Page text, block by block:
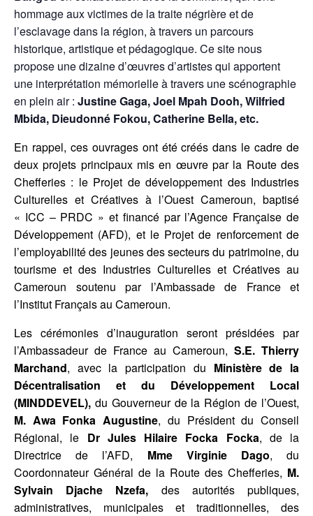
hommage aux victimes de la traite négrière et de
l’esclavage dans la région, à travers un parcours
historique, artistique et pédagogique. Ce site nous
propose une dizaine d’œuvres d’artistes qui apportent
une interprétation mémorielle à travers une scénographie
en plein air : Justine Gaga, Joel Mpah Dooh, Wilfried
Mbida, Dieudonné Fokou, Catherine Bella, etc.
En rappel, ces ouvrages ont été créés dans le cadre de
deux projets principaux mis en œuvre par la Route des
Chefferies : le Projet de développement des Industries
Culturelles et Créatives à l’Ouest Cameroun, baptisé
« ICC – PRDC » et financé par l’Agence Française de
Développement (AFD), et le Projet de renforcement de
l’employabilité des jeunes des secteurs du patrimoine, du
tourisme et des Industries Culturelles et Créatives au
Cameroun soutenu par l’Ambassade de France et
l’Institut Français au Cameroun.
Les cérémonies d’inauguration seront présidées par
l’Ambassadeur de France au Cameroun, S.E. Thierry
Marchand, avec la participation du Ministère de la
Décentralisation et du Développement Local
(MINDDEVEL), du Gouverneur de la Région de l’Ouest,
M. Awa Fonka Augustine, du Président du Conseil
Régional, le Dr Jules Hilaire Focka Focka, de la
Directrice de l’AFD, Mme Virginie Dago, du
Coordonnateur Général de la Route des Chefferies, M.
Sylvain Djache Nzefa, des autorités publiques,
administratives, municipales et traditionnelles, des